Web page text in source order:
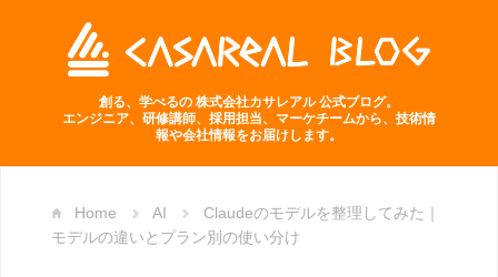
創る、学べるの 株式会社カサレアル 公式ブログ。
エンジニア、研修講師、採用担当、マーケチームから、技術情
報や会社情報をお届けします。
Home AI
Claudeのモデルを整理してみた｜
モデルの違いとプラン別の使い分け